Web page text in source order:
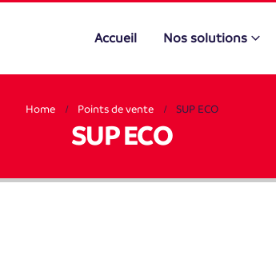
Accueil Nos solutions
Home Points de vente SUP ECO
SUP ECO